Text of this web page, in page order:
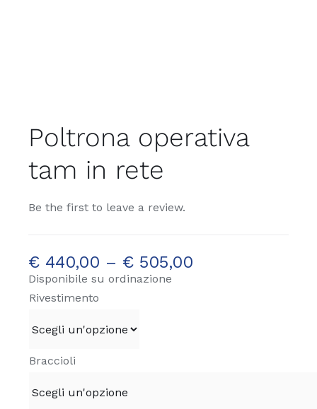
Poltrona operativa
tam in rete
Be the first to leave a review.
€440,00 – €505,00
Disponibile su ordinazione
Rivestimento
Braccioli